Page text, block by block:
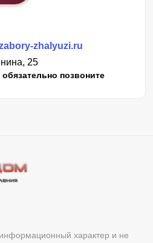
zhalyuzi.ru
25
позвоните
характер и не